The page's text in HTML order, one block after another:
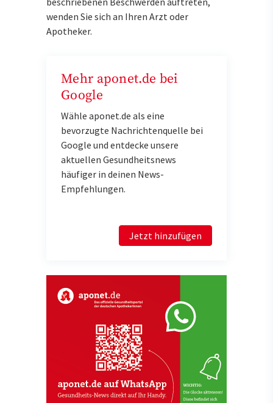
wenden Sie sich an Ihren Arzt oder
Apotheker.
Mehr aponet.de bei
Google
Wähle aponet.de als eine
bevorzugte Nachrichtenquelle bei
Google und entdecke unsere
aktuellen Gesundheitsnews
häufiger in deinen News-
Empfehlungen.
Jetzt hinzufügen